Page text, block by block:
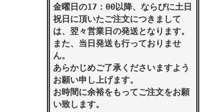
金曜日の17：00以降、ならびに土日
祝日に頂いたご注文につきまして
は、翌々営業日の発送となります。
また、当日発送も行っておりませ
ん。
あらかじめご了承くださいますよう
お願い申し上げます。
お時間に余裕をもってご注文をお願
い致します。